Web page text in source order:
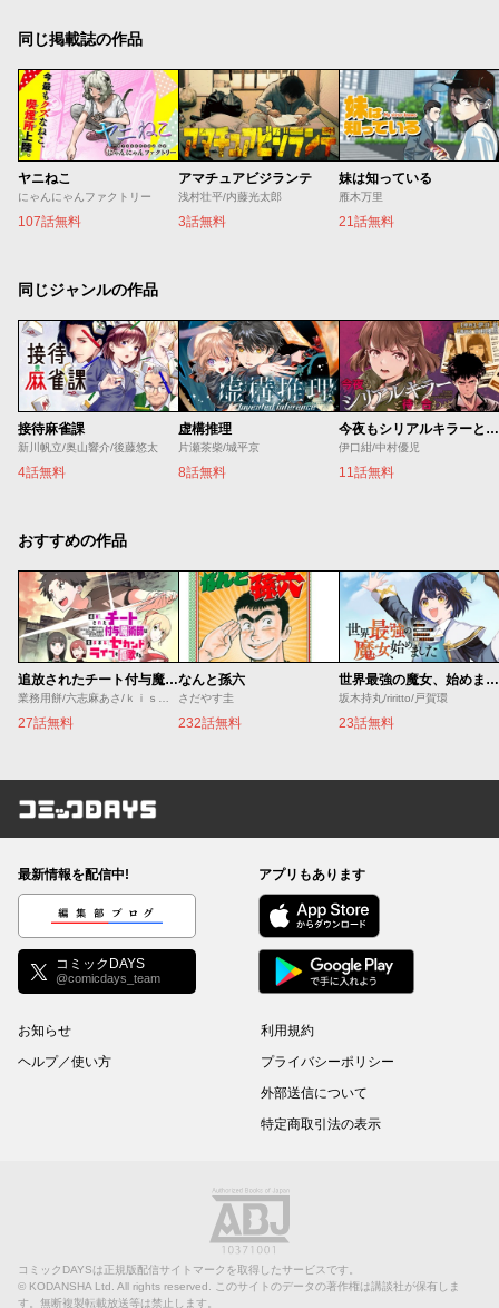
同じ掲載誌の作品
ヤニねこ
にゃんにゃんファクトリー
107話無料
アマチュアビジランテ
浅村壮平/内藤光太郎
3話無料
妹は知っている
雁木万里
21話無料
同じジャンルの作品
接待麻雀課
新川帆立/奥山響介/後藤悠太
4話無料
虚構推理
片瀬茶柴/城平京
8話無料
今夜もシリアルキラーと待ち合わせ
伊口紺/中村優児
11話無料
おすすめの作品
追放されたチート付与魔術師は気ままなセカンドライフを謳歌する。 ～俺は武器だけじゃなく、あらゆるものに『強化ポイント』を付与できるし、俺の意思でいつでも効果を解除できるけど、残った人たち大丈夫？～
業務用餅/六志麻あさ/ｋｉｓｕｉ
27話無料
なんと孫六
さだやす圭
232話無料
世界最強の魔女、始めました ～私だけ『攻略サイト』を見れる世界で自由に生きます～
坂木持丸/riritto/戸賀環
23話無料
コミックDAYS
最新情報を配信中!
編集部ブログ
コミックDAYS
@comicdays_team
アプリもあります
お知らせ
ヘルプ／使い方
利用規約
プライバシーポリシー
外部送信について
特定商取引法の表示
コミックDAYSは正規版配信サイトマークを取得したサービスです。
© KODANSHA Ltd. All rights reserved. このサイトのデータの著作権は講談社が保有しま
す。無断複製転載放送等は禁止します。